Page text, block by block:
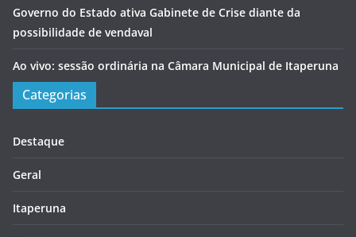
Governo do Estado ativa Gabinete de Crise diante da
possibilidade de vendaval
Ao vivo: sessão ordinária na Câmara Municipal de Itaperuna
Categorias
Destaque
Geral
Itaperuna